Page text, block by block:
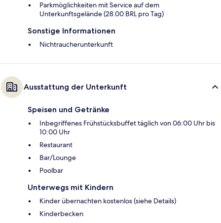
Parkmöglichkeiten mit Service auf dem
Unterkunftsgelände (28.00 BRL pro Tag)
Sonstige Informationen
Nichtraucherunterkunft
Ausstattung der Unterkunft
Speisen und Getränke
Inbegriffenes Frühstücksbuffet täglich von 06:00 Uhr bis
10:00 Uhr
Restaurant
Bar/Lounge
Poolbar
Unterwegs mit Kindern
Kinder übernachten kostenlos (siehe Details)
Kinderbecken